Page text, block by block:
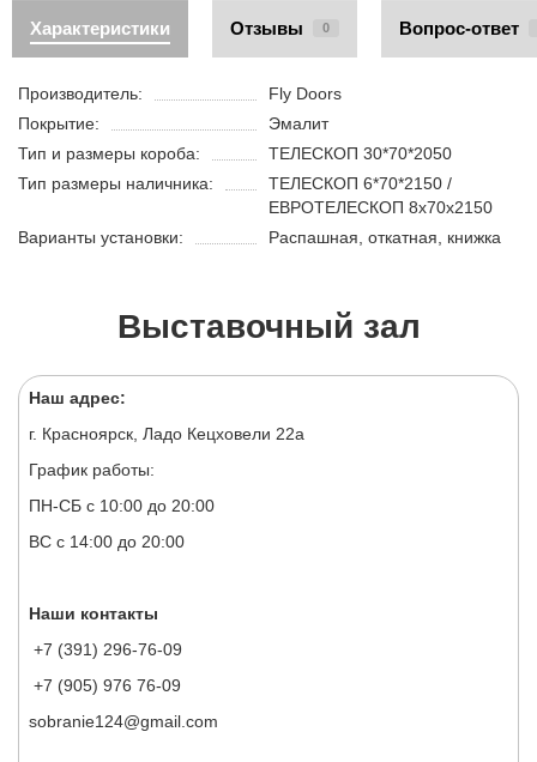
Характеристики Отзывы 0 Вопрос-ответ
Производитель:
Fly Doors
Покрытие:
Эмалит
Тип и размеры короба:
ТЕЛЕСКОП 30*70*2050
Тип размеры наличника:
ТЕЛЕСКОП 6*70*2150 /
ЕВРОТЕЛЕСКОП 8х70х2150
Варианты установки:
Распашная, откатная, книжка
Выставочный зал
Наш адрес:
г. Красноярск, Ладо Кецховели 22а
График работы:
ПН-СБ с 10:00 до 20:00
ВС с 14:00 до 20:00
Наши контакты
+7 (391) 296-76-09
+7 (905) 976 76-09
sobranie124@gmail.com